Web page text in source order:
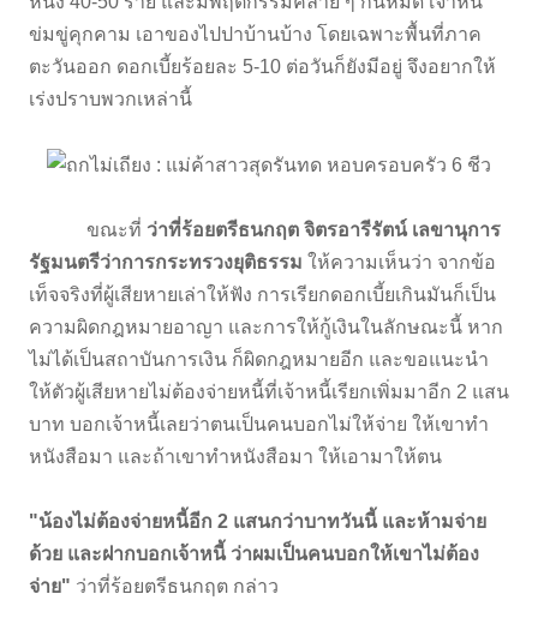
ข่มขู่คุกคาม เอาของไปปาบ้านบ้าง โดยเฉพาะพื้นที่ภาค
ตะวันออก ดอกเบี้ยร้อยละ 5-10 ต่อวันก็ยังมีอยู่ จึงอยากให้
เร่งปราบพวกเหล่านี้
ขณะที่ ว่าที่ร้อยตรีธนกฤต จิตรอารีรัตน์ เลขานุการ
รัฐมนตรีว่าการกระทรวงยุติธรรม ให้ความเห็นว่า จากข้อ
เท็จจริงที่ผู้เสียหายเล่าให้ฟัง การเรียกดอกเบี้ยเกินมันก็เป็น
ความผิดกฎหมายอาญา และการให้กู้เงินในลักษณะนี้ หาก
ไม่ได้เป็นสถาบันการเงิน ก็ผิดกฎหมายอีก และขอแนะนำ
ให้ตัวผู้เสียหายไม่ต้องจ่ายหนี้ที่เจ้าหนี้เรียกเพิ่มมาอีก 2 แสน
บาท บอกเจ้าหนี้เลยว่าตนเป็นคนบอกไม่ให้จ่าย ให้เขาทำ
หนังสือมา และถ้าเขาทำหนังสือมา ให้เอามาให้ตน
"น้องไม่ต้องจ่ายหนี้อีก 2 แสนกว่าบาทวันนี้ และห้ามจ่าย
ด้วย และฝากบอกเจ้าหนี้ ว่าผมเป็นคนบอกให้เขาไม่ต้อง
จ่าย" ว่าที่ร้อยตรีธนกฤต กล่าว